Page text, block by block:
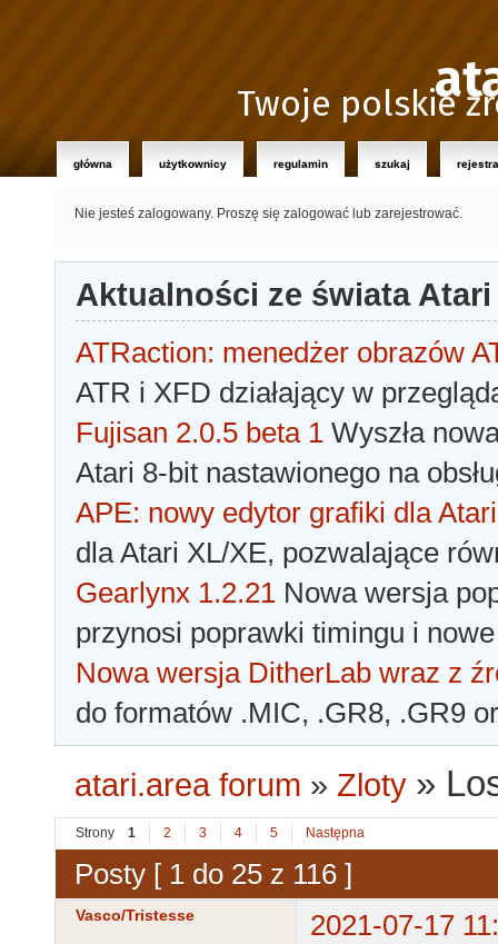
Twoje polskie
główna użytkownicy regulamin szukaj
Nie jesteś zalogowany. Proszę się zalogować lub zarejestrować.
Aktualności ze świata Atari
ATRaction: menedżer obrazów
ATR i XFD działający w
Fujisan 2.0.5 beta 1 Wyszła
Atari 8-bit nastawionego na
APE: nowy edytor grafiki dla Atari
dla Atari XL/XE, pozwalające
Gearlynx 1.2.21 Nowa wersja
przynosi poprawki timingu i
Nowa wersja DitherLab wraz z
do formatów .MIC, .GR8, .GR9
atari.area forum » Zloty »
Strony 1 2 3 4 5 Następna
Posty [ 1 do 25 z 116 ]
Vasco/Tristesse
2021-07-17